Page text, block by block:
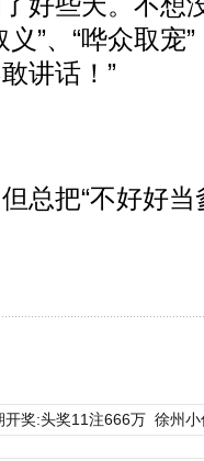
”、“哗众取宠
讲话！”
把“不好好当
开奖:头奖11注666万 徐州